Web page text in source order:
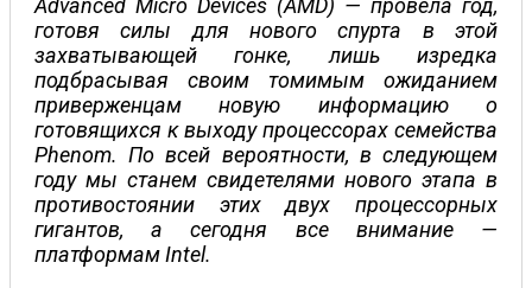
Advanced Micro Devices (AMD) — провела год,
готовя силы для нового спурта в этой
захватывающей гонке, лишь изредка
подбрасывая своим томимым ожиданием
приверженцам новую информацию о
готовящихся к выходу процессорах семейства
Phenom. По всей вероятности, в следующем
году мы станем свидетелями нового этапа в
противостоянии этих двух процессорных
гигантов, а сегодня все внимание —
платформам Intel.